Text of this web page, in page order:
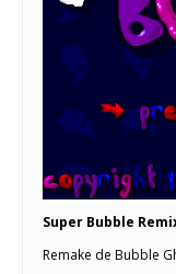
Super Bubble
Remake de Bubble